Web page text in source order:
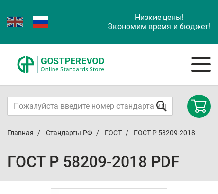
Низкие цены!
Экономим время и бюджет!
Главная Стандарты РФ ГОСТ ГОСТ Р 58209-2018
ГОСТ Р 58209-2018 PDF